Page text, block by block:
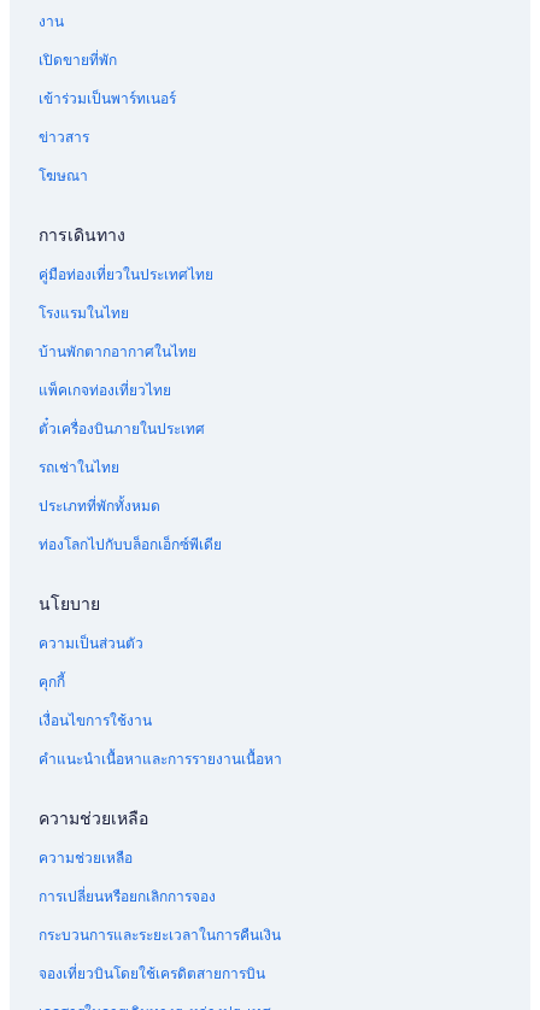
งาน
เปิดขายที่พัก
เข้าร่วมเป็นพาร์ทเนอร์
ข่าวสาร
โฆษณา
การเดินทาง
คู่มือท่องเที่ยวในประเทศไทย
โรงแรมในไทย
บ้านพักตากอากาศในไทย
แพ็คเกจท่องเที่ยวไทย
ตั๋วเครื่องบินภายในประเทศ
รถเช่าในไทย
ประเภทที่พักทั้งหมด
ท่องโลกไปกับบล็อกเอ็กซ์พีเดีย
นโยบาย
ความเป็นส่วนตัว
คุกกี้
เงื่อนไขการใช้งาน
คำแนะนำเนื้อหาและการรายงานเนื้อหา
ความช่วยเหลือ
ความช่วยเหลือ
การเปลี่ยนหรือยกเลิกการจอง
กระบวนการและระยะเวลาในการคืนเงิน
จองเที่ยวบินโดยใช้เครดิตสายการบิน